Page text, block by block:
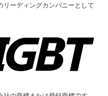
リーディングカンパニーとして